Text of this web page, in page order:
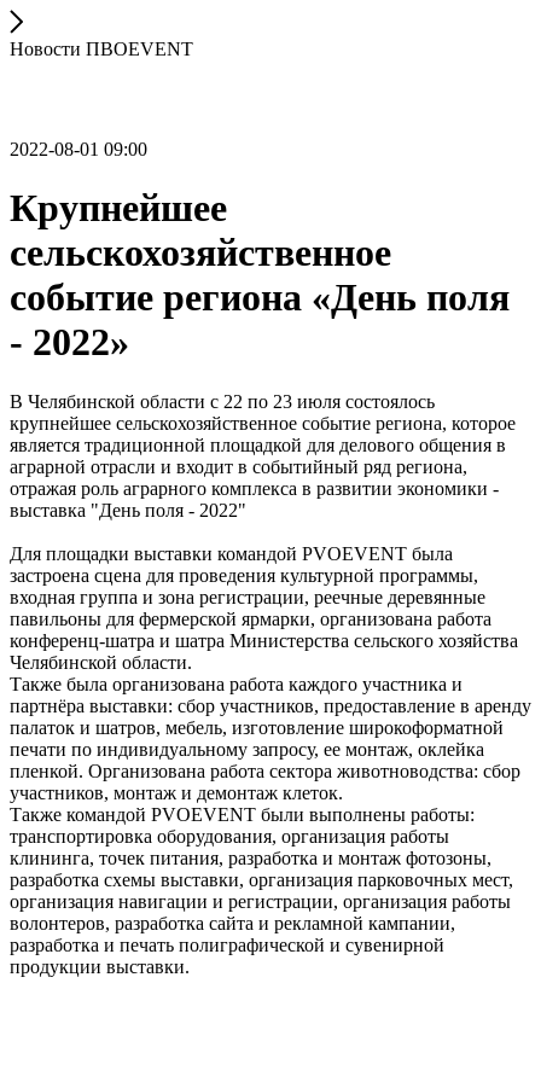
Новости ПВОEVENT
2022-08-01 09:00
Крупнейшее
сельскохозяйственное
событие региона «День поля
- 2022»
В Челябинской области с 22 по 23 июля состоялось
крупнейшее сельскохозяйственное событие региона, которое
является традиционной площадкой для делового общения в
аграрной отрасли и входит в событийный ряд региона,
отражая роль аграрного комплекса в развитии экономики -
выставка "День поля - 2022"
Для площадки выставки командой PVOEVENT была
застроена сцена для проведения культурной программы,
входная группа и зона регистрации, реечные деревянные
павильоны для фермерской ярмарки, организована работа
конференц-шатра и шатра Министерства сельского хозяйства
Челябинской области.
Также была организована работа каждого участника и
партнёра выставки: сбор участников, предоставление в аренду
палаток и шатров, мебель, изготовление широкоформатной
печати по индивидуальному запросу, ее монтаж, оклейка
пленкой. Организована работа сектора животноводства: сбор
участников, монтаж и демонтаж клеток.
Также командой PVOEVENT были выполнены работы:
транспортировка оборудования, организация работы
клининга, точек питания, разработка и монтаж фотозоны,
разработка схемы выставки, организация парковочных мест,
организация навигации и регистрации, организация работы
волонтеров, разработка сайта и рекламной кампании,
разработка и печать полиграфической и сувенирной
продукции выставки.